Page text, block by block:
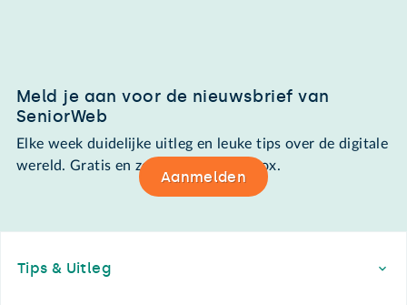
Meld je aan voor de nieuwsbrief van
SeniorWeb
Elke week duidelijke uitleg en leuke tips over de digitale
wereld. Gratis en zomaar in de mailbox.
Aanmelden
Tips & Uitleg